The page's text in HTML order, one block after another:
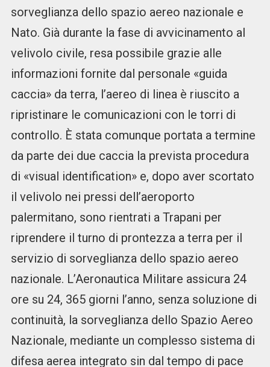
sorveglianza dello spazio aereo nazionale e
Nato. Già durante la fase di avvicinamento al
velivolo civile, resa possibile grazie alle
informazioni fornite dal personale «guida
caccia» da terra, l’aereo di linea è riuscito a
ripristinare le comunicazioni con le torri di
controllo. È stata comunque portata a termine
da parte dei due caccia la prevista procedura
di «visual identification» e, dopo aver scortato
il velivolo nei pressi dell’aeroporto
palermitano, sono rientrati a Trapani per
riprendere il turno di prontezza a terra per il
servizio di sorveglianza dello spazio aereo
nazionale. L’Aeronautica Militare assicura 24
ore su 24, 365 giorni l’anno, senza soluzione di
continuità, la sorveglianza dello Spazio Aereo
Nazionale, mediante un complesso sistema di
difesa aerea integrato sin dal tempo di pace